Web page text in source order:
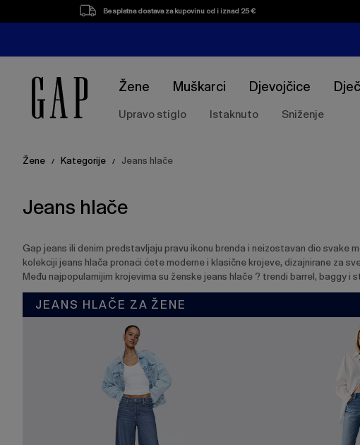
Besplatna dostava za kupovinu od i iznad 25 €
Žene Muškarci Djevojčice
Upravo stiglo Istaknuto Sniženje
Žene / Kategorije / Jeans hlače
Jeans hlače
Gap jeans ili denim predstavljaju pravu ikonu brenda i neizostavan dio svake
kolekciji jeans hlača pronaći ćete moderne i klasične krojeve, dizajnirane za
Među najpopularnijim krojevima su ženske jeans hlače ? trendi barrel,
JEANS HLAČE ZA ŽENE
Popis
proizvoda